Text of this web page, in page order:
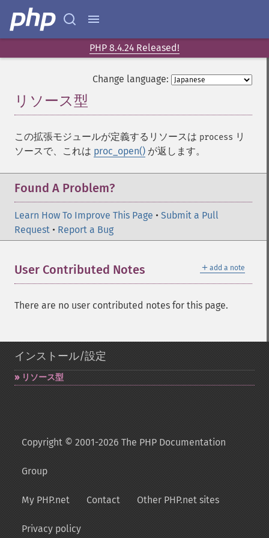
PHP 8.4.24 Released!
Change language:
リソース型
この拡張モジュールが定義するリソースは process リ
ソースで、これは proc_open() が返します。
Found A Problem?
Learn How To Improve This Page • Submit a Pull
Request • Report a Bug
＋ add a note
User Contributed Notes
There are no user contributed notes for this page.
インストール/設定
リソース型
Copyright © 2001-2026 The PHP Documentation
Group
My PHP.net Contact Other PHP.net sites
Privacy policy